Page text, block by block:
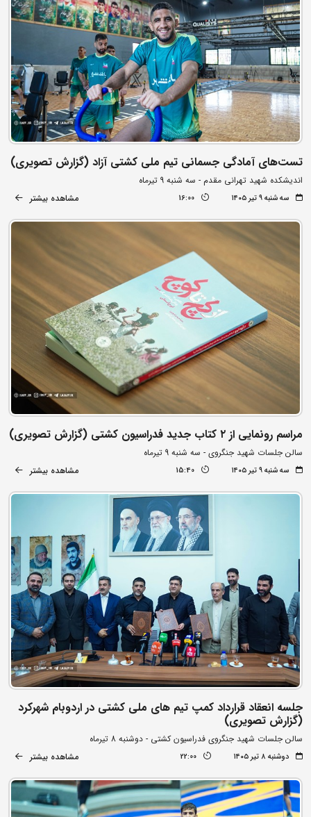
تست‌های آمادگی جسمانی تیم ملی کشتی آزاد (گزارش تصویری)
اندیشکده شهید تهرانی مقدم - سه شنبه 9 تیرماه
سه شنبه ۹ تیر ۱۴۰۵ 16:00 مشاهده بیشتر
مراسم رونمایی از ۲ کتاب جدید فدراسیون کشتی (گزارش تصویری)
سالن جلسات شهید جنگروی - سه شنبه 9 تیرماه
سه شنبه ۹ تیر ۱۴۰۵ 15:40 مشاهده بیشتر
جلسه انعقاد قرارداد کمپ تیم های ملی کشتی در اردوبام شهرکرد
(گزارش تصویری)
سالن جلسات شهید جنگروی فدراسیون کشتی - دوشنبه 8 تیرماه
دوشنبه ۸ تیر ۱۴۰۵ 22:00 مشاهده بیشتر